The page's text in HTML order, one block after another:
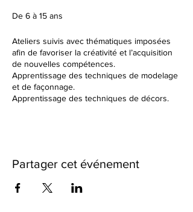
De 6 à 15 ans
Ateliers suivis avec thématiques imposées
afin de favoriser la créativité et l’acquisition
de nouvelles compétences.
Apprentissage des techniques de modelage
et de façonnage.
Apprentissage des techniques de décors.
différente à chaque fois. Nous observerons
cuissons et des différents travails de
Partager cet événement